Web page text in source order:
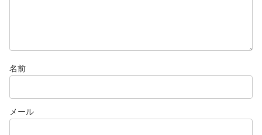
名前
メール